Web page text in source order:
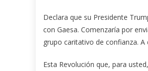
Declara que su Presidente
con Gaesa. Comenzaría por
grupo caritativo de confianza.
Esta Revolución que, para